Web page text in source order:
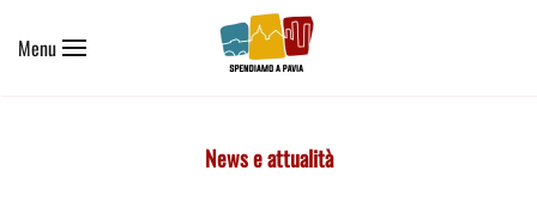
Skip to main content
Menu
News e attualità